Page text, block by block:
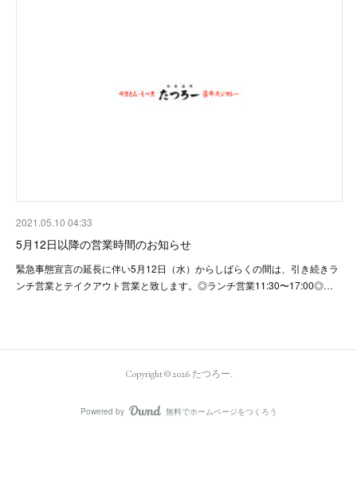
2021.05.10 04:33
5月12日以降の営業時間のお知らせ
緊急事態宣言の延長に伴い5月12日（水）からしばらくの間は、引き続きラ
ンチ営業とテイクアウト営業と致します。◎ランチ営業11:30〜17:00◎…
Copyright ©2026 たつろー.
Powered by AmebaOwnd
無料でホームページをつくろう